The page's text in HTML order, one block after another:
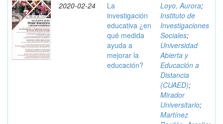
2020-02-24
La
investigación
educativa ¿en
qué medida
ayuda a
mejorar la
educación?
Loyo, Aurora;
Instituto de
Investigaciones
Sociales;
Universidad
Abierta y
Educación a
Distancia
(CUAED);
Mirador
Universitario;
Martínez